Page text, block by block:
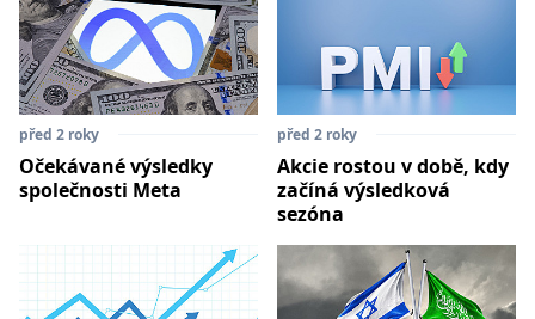
před 2 roky
Očekávané výsledky
společnosti Meta
před 2 roky
Akcie rostou v době, kdy
začíná výsledková
sezóna